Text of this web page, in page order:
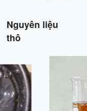
Nguyên liệu
thô